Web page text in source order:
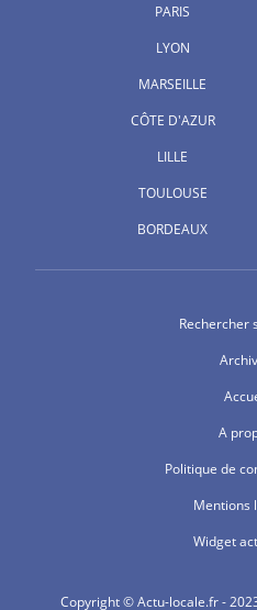
PARIS
LYON
MARSEILLE
CÔTE D'AZUR
LILLE
TOULOUSE
BORDEAUX
Rechercher
A
Politique de
Mentions
Widget
Copyright © Actu-locale.fr -